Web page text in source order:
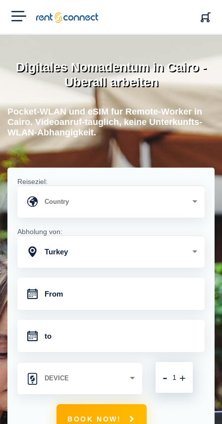
RENT'N
CONNECT
Digitales Nomadentum in Cairo -
Uberall arbeiten
Pocket-WLAN und eSIM fur Remote-Worker in
Cairo. Videoanruf-tauglich, keine Unterkunfts-
WLAN-Abhangigkeit.
Reiseziel:
Abholung von:
Turkey
+
-
BOOK NOW!